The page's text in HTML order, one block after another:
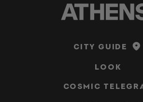
CITY GUIDE
LOOK
COSMIC